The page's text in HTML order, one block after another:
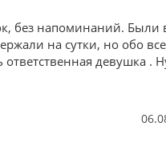
без напоминаний. Были
на сутки, но обо
девушка .